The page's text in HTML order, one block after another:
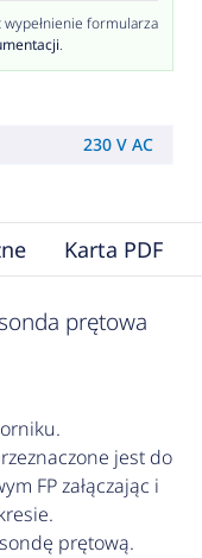
formularza
.
230 V AC
Karta PDF
prętowa
jest do
FP załączając i
prętową.